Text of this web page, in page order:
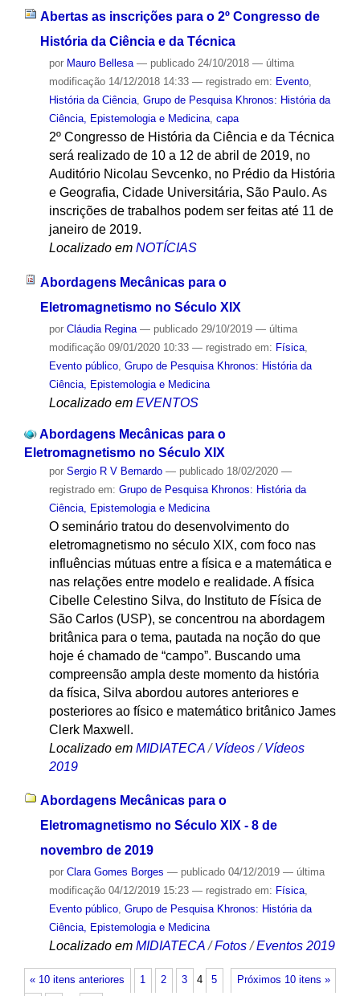
Abertas as inscrições para o 2º Congresso de
História da Ciência e da Técnica
por Mauro Bellesa — publicado24/10/2018 — última
modificação14/12/2018 14:33 — registrado em: Evento,
História da Ciência, Grupo de Pesquisa Khronos: História da
Ciência, Epistemologia e Medicina, capa
2º Congresso de História da Ciência e da Técnica
será realizado de 10 a 12 de abril de 2019, no
Auditório Nicolau Sevcenko, no Prédio da História
e Geografia, Cidade Universitária, São Paulo. As
inscrições de trabalhos podem ser feitas até 11 de
janeiro de 2019.
Localizado em NOTÍCIAS
Abordagens Mecânicas para o
Eletromagnetismo no Século XIX
por Cláudia Regina — publicado29/10/2019 — última
modificação09/01/2020 10:33 — registrado em: Física,
Evento público, Grupo de Pesquisa Khronos: História da
Ciência, Epistemologia e Medicina
Localizado em EVENTOS
Abordagens Mecânicas para o
Eletromagnetismo no Século XIX
por Sergio R V Bernardo — publicado18/02/2020 —
registrado em: Grupo de Pesquisa Khronos: História da
Ciência, Epistemologia e Medicina
O seminário tratou do desenvolvimento do
eletromagnetismo no século XIX, com foco nas
influências mútuas entre a física e a matemática e
nas relações entre modelo e realidade. A física
Cibelle Celestino Silva, do Instituto de Física de
São Carlos (USP), se concentrou na abordagem
britânica para o tema, pautada na noção do que
hoje é chamado de “campo”. Buscando uma
compreensão ampla deste momento da história
da física, Silva abordou autores anteriores e
posteriores ao físico e matemático britânico James
Clerk Maxwell.
Localizado em MIDIATECA /Vídeos /Vídeos
2019
Abordagens Mecânicas para o
Eletromagnetismo no Século XIX - 8 de
novembro de 2019
por Clara Gomes Borges — publicado04/12/2019 — última
modificação04/12/2019 15:23 — registrado em: Física,
Evento público, Grupo de Pesquisa Khronos: História da
Ciência, Epistemologia e Medicina
Localizado em MIDIATECA /Fotos /Eventos 2019
« 10 itens anteriores Próximos 10 itens »
1 2 3 4 5